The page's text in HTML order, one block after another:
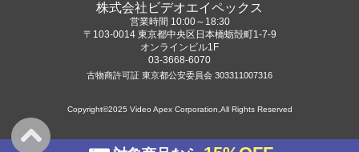
株式会社ビデオエイペックス
営業時間 10:00～18:30
〒103-0014 東京都中央区日本橋蛎殻町1-7-9
オンラインビル1F
03-3668-6070
古物商許可証 東京都公安委員会 303311007316
Copyright©2025 Video Apex Corporation,All Rights Reserved